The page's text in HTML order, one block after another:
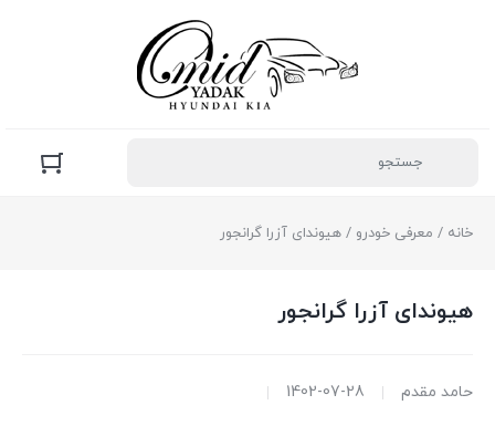
خانه / معرفی خودرو / هیوندای آزرا گرانجور
هیوندای آزرا گرانجور
حامد مقدم 1402-07-28